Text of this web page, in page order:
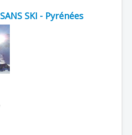
SKI - Pyrénées